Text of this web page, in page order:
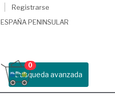
Registrarse
ESPAÑA PENINSULAR
Busqueda avanzada
0